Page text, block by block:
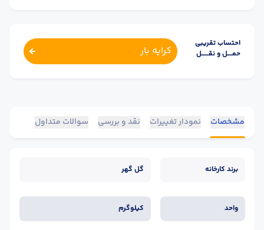
مشخصات نمودار تغییرات نقد و بررسی سوالات متداول
برند کارخانه گل گهر
واحد کیلوگرم
احتساب تقریبی
حمــــل و نقــــــل
کرایه بار